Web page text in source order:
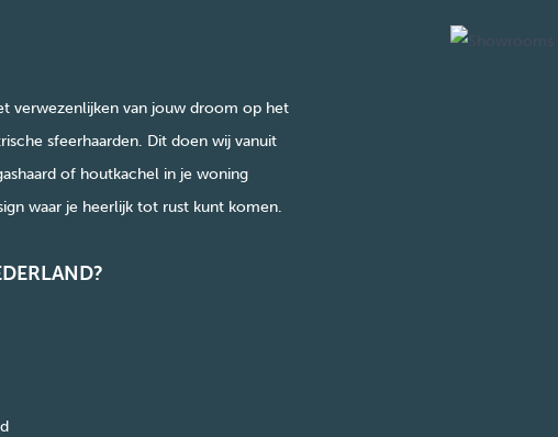
verwezenlijken van jouw droom op het
sfeerhaarden. Dit doen wij vanuit
of houtkachel in je woning
waar je heerlijk tot rust kunt komen.